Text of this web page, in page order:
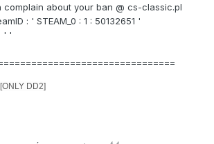
complain about your ban @ cs-classic.pl
: ' STEAM_0 : 1 : 50132651 '
' '
DD2]